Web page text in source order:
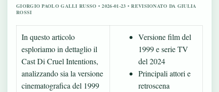
GIORGIO PAOLO GALLI RUSSO • 2026-01-23 • REVISIONATO DA GIULIA
ROSSI
In questo articolo
esploriamo in dettaglio il
Cast Di Cruel Intentions,
analizzando sia la versione
cinematografica del 1999
Versione film del
1999 e serie TV
del 2024
Principali attori e
retroscena